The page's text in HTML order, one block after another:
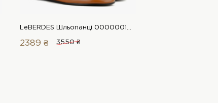
LeBERDES Шльопанці 00000018106 1 Магазин взуття “Favorite Shoes”
2389 ₴ 3550 ₴